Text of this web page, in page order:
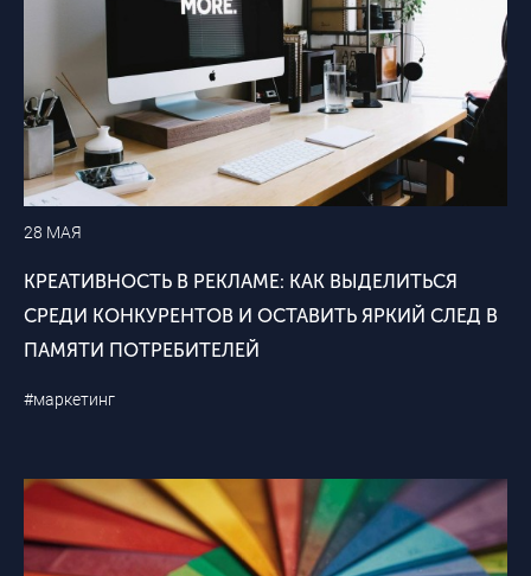
28 МАЯ
КРЕАТИВНОСТЬ В РЕКЛАМЕ: КАК ВЫДЕЛИТЬСЯ
СРЕДИ КОНКУРЕНТОВ И ОСТАВИТЬ ЯРКИЙ СЛЕД В
ПАМЯТИ ПОТРЕБИТЕЛЕЙ
#маркетинг